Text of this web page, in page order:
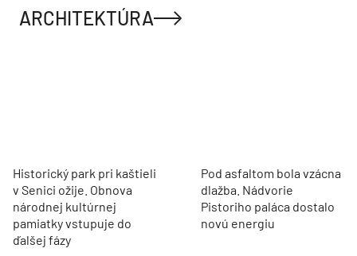
ARCHITEKTÚRA
Historický park pri kaštieli
v Senici ožije. Obnova
národnej kultúrnej
pamiatky vstupuje do
ďalšej fázy
Pod asfaltom bola vzácna
dlažba. Nádvorie
Pistoriho paláca dostalo
novú energiu